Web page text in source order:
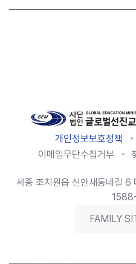
개인정보보호정책
이메일무단수집거부
세종 조치원읍 신안새동네길 6
FAMILY